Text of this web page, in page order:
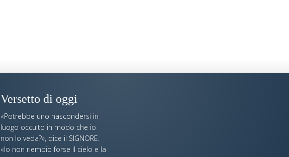
Versetto di oggi
«Potrebbe uno nascondersi in
luogo occulto in modo che io
non lo veda?», dice il SIGNORE.
«Io non riempio forse il cielo e la